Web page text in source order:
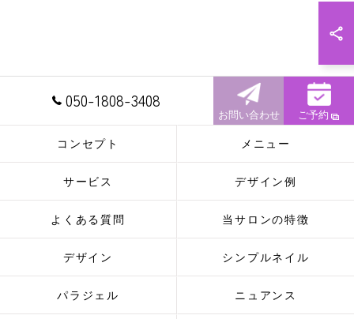
050-1808-3408
お問い合わせ ご予約
コンセプト メニュー
サービス デザイン例
よくある質問 当サロンの特徴
デザイン シンプルネイル
パラジェル ニュアンス